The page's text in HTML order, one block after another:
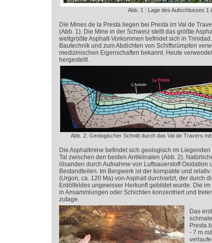
Abb. 1 : Lage des Aufschlusses 1
Die Mines de la Presta liegen bei Presta im Val de
(Abb. 1). Die Mine in der Schweiz stellt das größte
weltgrößte Asphalt-Vorkommen befindet sich in
Bautechnik und zum Abdichten von Schiffsrümpfen
medizinischen Eigenschaften bekannt. Heute
hergestellt.
Abb. 2: Geologischer Schnitt durch das Val de Travers
Die Asphaltmine befindet sich geologisch im
Tal zwischen den beiden Antiklinalen (Abb. 2).
ölsanden durch Aufnahme von Luftsauerstoff Oxidation
Bestandteilen. Im Bergwerk ist der kompakte und
(Urgon, ca. 120 Ma) von Asphalt durchsetzt, der durch
Erdölfeldes ungewisser Herkunft gebildet wurde. Die
in Ansammlungen oder Schichten konzentriert und
zutage.
Das
Presta
- 7 m